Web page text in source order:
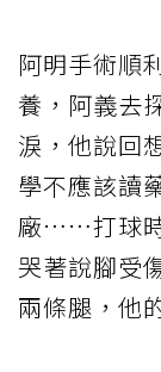
阿明手術順
養，阿義去
淚，他說回
學不應該讀
廠……打球時
哭著說腳受
兩條腿，他